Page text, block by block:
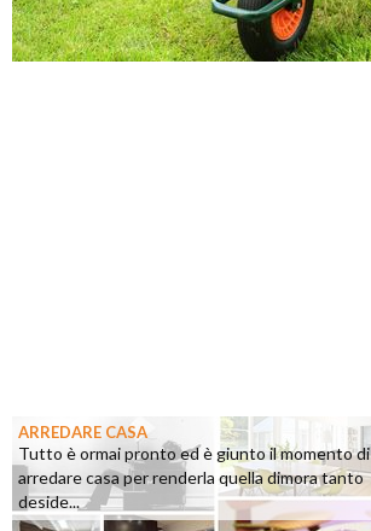
ARREDARE CASA
Tutto è ormai pronto ed è giunto il momento di
arredare casa per renderla quella dimora tanto
deside...